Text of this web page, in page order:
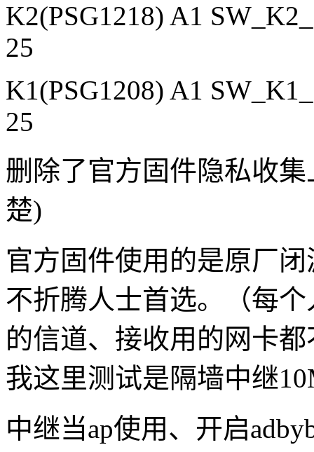
K2(PSG1218) A1
25
K1(PSG1208) A1
25
删除了官方固件隐私收
楚)
官方固件使用的是原厂
不折腾人士首选。（每
的信道、接收用的网卡
我这里测试是隔墙中继
中继当ap使用、开启